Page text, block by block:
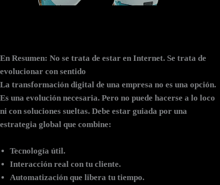
En Resumen: No se trata de estar en Internet. Se trata de
evolucionar con sentido
La transformación digital de una empresa no es una opción.
Es una evolución necesaria. Pero no puede hacerse a lo loco
ni con soluciones sueltas. Debe estar guiada por una
estrategia global que combine:
Tecnología útil.
Interacción real con tu cliente.
Automatización que libera tu tiempo.